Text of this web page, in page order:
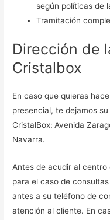
según políticas de
Tramitación
Dirección de
Cristalbox
En caso que quieras
presencial, te dejamos
CristalBox: Avenida
Navarra.
Antes de acudir al
para el caso de
antes a su teléfono de
atención al cliente. En